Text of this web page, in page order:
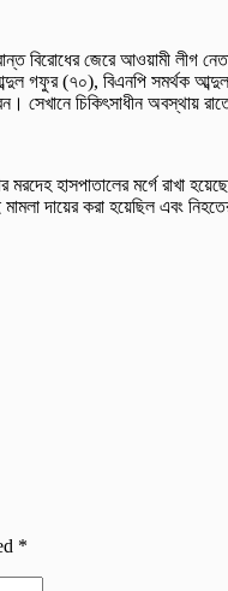
বিরোধের জেরে আওয়ামী লীগ
গফুর (৭০), বিএনপি সমর্থক
সেখানে চিকিৎসাধীন অবস্থায়
হাসপাতালের মর্গে রাখা
দায়ের করা হয়েছিল এবং
*